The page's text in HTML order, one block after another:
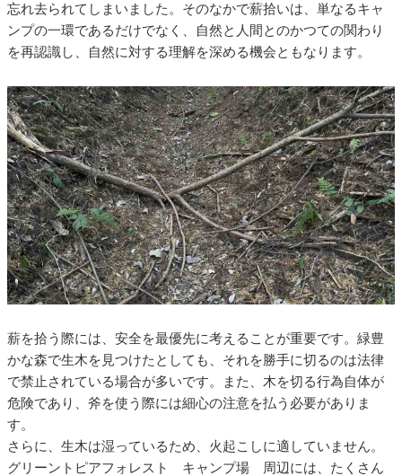
忘れ去られてしまいました。そのなかで薪拾いは、単なるキャ
ンプの一環であるだけでなく、自然と人間とのかつての関わり
を再認識し、自然に対する理解を深める機会ともなります。
薪を拾う際には、安全を最優先に考えることが重要です。緑豊
かな森で生木を見つけたとしても、それを勝手に切るのは法律
で禁止されている場合が多いです。また、木を切る行為自体が
危険であり、斧を使う際には細心の注意を払う必要がありま
す。
さらに、生木は湿っているため、火起こしに適していません。
グリーントピアフォレスト キャンプ場 周辺には、たくさん